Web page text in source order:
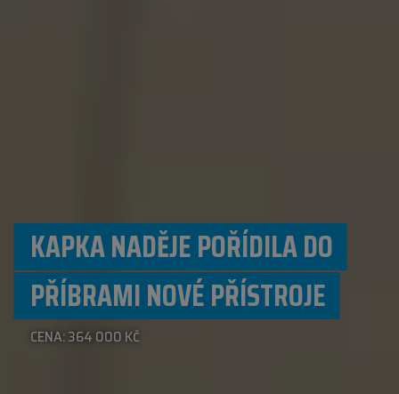
KAPKA NADĚJE POŘÍDILA DO
PŘÍBRAMI NOVÉ PŘÍSTROJE
CENA: 364 000 KČ